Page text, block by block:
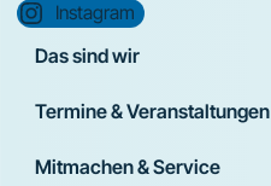
Instagram
Das sind wir
Termine & Veranstaltungen
Mitmachen & Service